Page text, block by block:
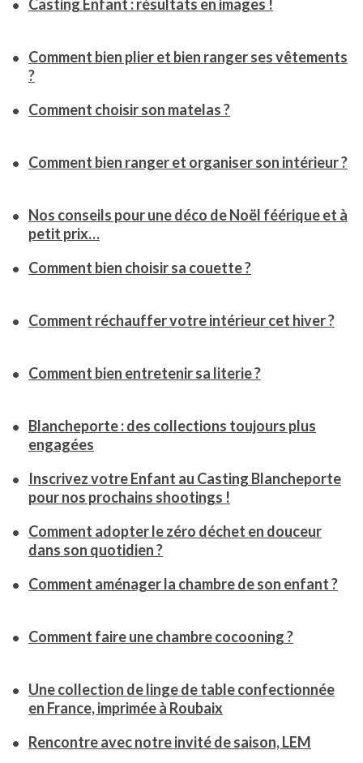
Casting Enfant : résultats en images !
Comment bien plier et bien ranger ses vêtements
?
Comment choisir son matelas ?
Comment bien ranger et organiser son intérieur ?
Nos conseils pour une déco de Noël féérique et à
petit prix…
Comment bien choisir sa couette ?
Comment réchauffer votre intérieur cet hiver ?
Comment bien entretenir sa literie ?
Blancheporte : des collections toujours plus
engagées
Inscrivez votre Enfant au Casting Blancheporte
pour nos prochains shootings !
Comment adopter le zéro déchet en douceur
dans son quotidien ?
Comment aménager la chambre de son enfant ?
Comment faire une chambre cocooning ?
Une collection de linge de table confectionnée
en France, imprimée à Roubaix
Rencontre avec notre invité de saison, LEM